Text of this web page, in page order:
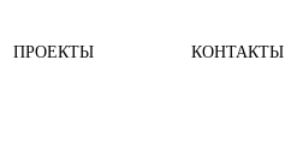
ПРОЕКТЫ КОНТАКТЫ